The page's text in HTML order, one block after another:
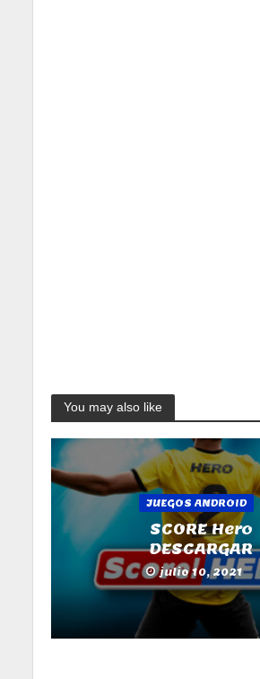
You may also like
JUEGOS ANDROID
SCORE Hero
DESCARGAR
julio 10, 2021